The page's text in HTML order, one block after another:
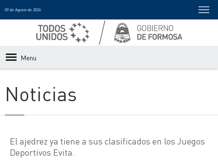
09 de Agosto de 2026
Menu
Noticias
El ajedrez ya tiene a sus clasificados en los Juegos
Deportivos Evita.